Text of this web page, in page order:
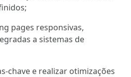
pages responsivas,
a sistemas de
chave e realizar otimizações